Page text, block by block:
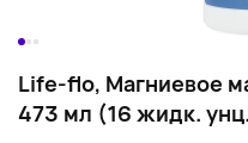
Life-flo, Магниевое
473 мл (16 жидк.